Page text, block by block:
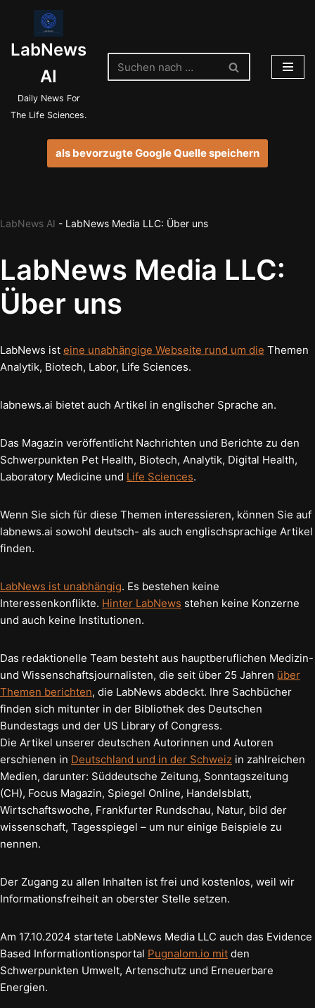
Inhalt
springen
LabNews
AI
Daily News For
The Life Sciences.
als bevorzugte Google Quelle speichern
LabNews AI - LabNews Media LLC: Über uns
LabNews Media LLC:
Über uns
LabNews ist eine unabhängige Webseite rund um die Themen
Analytik, Biotech, Labor, Life Sciences.
labnews.ai bietet auch Artikel in englischer Sprache an.
Das Magazin veröffentlicht Nachrichten und Berichte zu den
Schwerpunkten Pet Health, Biotech, Analytik, Digital Health,
Laboratory Medicine und Life Sciences.
Wenn Sie sich für diese Themen interessieren, können Sie auf
labnews.ai sowohl deutsch- als auch englischsprachige Artikel
finden.
LabNews ist unabhängig. Es bestehen keine
Interessenkonflikte. Hinter LabNews stehen keine Konzerne
und auch keine Institutionen.
Das redaktionelle Team besteht aus hauptberuflichen Medizin-
und Wissenschaftsjournalisten, die seit über 25 Jahren über
Themen berichten, die LabNews abdeckt. Ihre Sachbücher
finden sich mitunter in der Bibliothek des Deutschen
Bundestags und der US Library of Congress.
Die Artikel unserer deutschen Autorinnen und Autoren
erschienen in Deutschland und in der Schweiz in zahlreichen
Medien, darunter: Süddeutsche Zeitung, Sonntagszeitung
(CH), Focus Magazin, Spiegel Online, Handelsblatt,
Wirtschaftswoche, Frankfurter Rundschau, Natur, bild der
wissenschaft, Tagesspiegel – um nur einige Beispiele zu
nennen.
Der Zugang zu allen Inhalten ist frei und kostenlos, weil wir
Informationsfreiheit an oberster Stelle setzen.
Am 17.10.2024 startete LabNews Media LLC auch das Evidence
Based Informationtionsportal Pugnalom.io mit den
Schwerpunkten Umwelt, Artenschutz und Erneuerbare
Energien.